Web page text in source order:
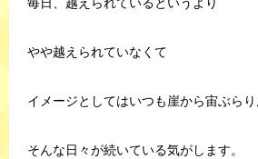
やや越えられていなくて
イメージとしてはいつも崖から宙ぶらり
そんな日々が続いている気がします。